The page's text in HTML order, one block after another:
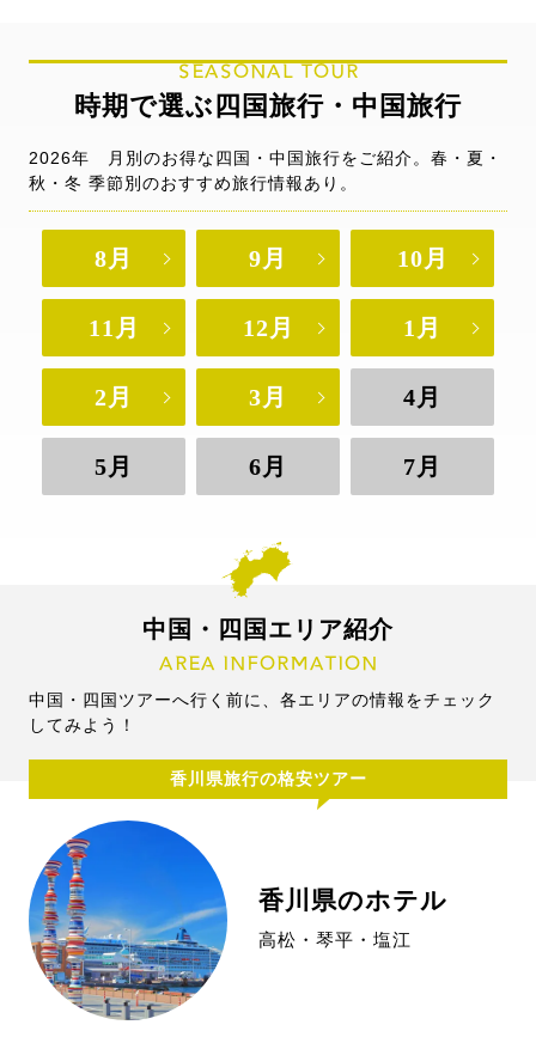
SEASONAL TOUR
時期で選ぶ四国旅行・中国旅行
2026年 月別のお得な四国・中国旅行をご紹介。春・夏・
秋・冬 季節別のおすすめ旅行情報あり。
8月 9月 10月
11月 12月 1月
2月 3月 4月
5月 6月 7月
中国・四国エリア紹介
AREA INFORMATION
中国・四国ツアーへ行く前に、各エリアの情報をチェック
してみよう！
香川県旅行の格安ツアー
香川県のホテル
高松・琴平・塩江